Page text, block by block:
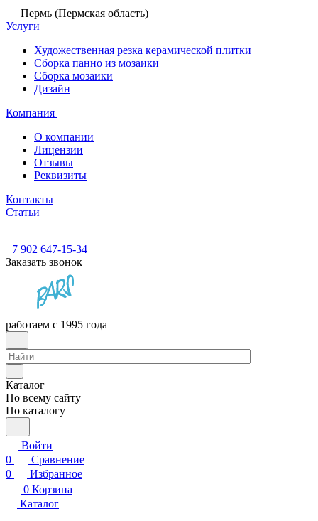
Пермь (Пермская область)
Услуги
Художественная резка керамической плитки
Сборка панно из мозаики
Сборка мозаики
Дизайн
Компания
О компании
Лицензии
Отзывы
Реквизиты
Контакты
Статьи
+7 902 647-15-34
Заказать звонок
работаем с 1995 года
Каталог
По всему сайту
По каталогу
Войти
0
Сравнение
0
Избранное
0 Корзина
Каталог